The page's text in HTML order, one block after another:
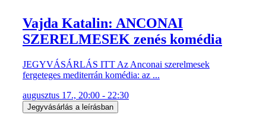
Vajda Katalin: ANCONAI
SZERELMESEK zenés komédia
JEGYVÁSÁRLÁS ITT Az Anconai szerelmesek
fergeteges mediterrán komédia: az ...
augusztus 17., 20:00 - 22:30
Jegyvásárlás a leírásban